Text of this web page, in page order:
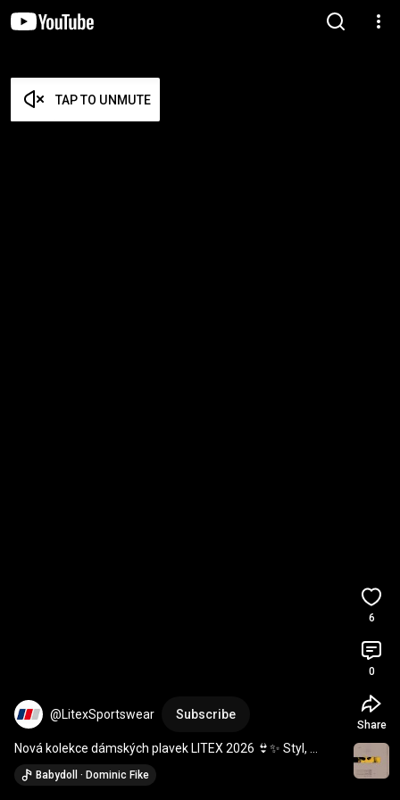
TAP TO UNMUTE
@LitexSportswear Subscribe
Nová kolekce dámských plavek LITEX 2026 👙✨ Styl,
pohodlí a česká kvalita
Babydoll · Dominic Fike
6
0
Share